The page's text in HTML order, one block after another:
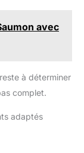
avec
à déterminer
complet.
adaptés